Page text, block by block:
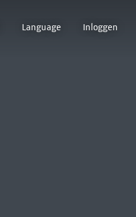
Language Inloggen